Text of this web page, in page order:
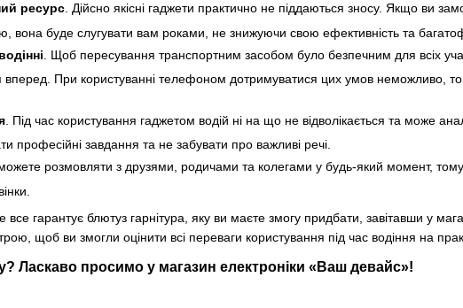
ресурс . Дійсно якісні гаджети практично не піддаються зносу. Якщо ви
вона буде слугувати вам роками, не знижуючи свою ефективність та
. Щоб пересування транспортним засобом було безпечним для всіх
вперед. При користуванні телефоном дотримуватися цих умов неможливо,
. Під час користування гаджетом водій ні на що не відволікається та може
професійні завдання та не забувати про важливі речі.
розмовляти з друзями, родичами та колегами у будь-який момент,
гарантує блютуз гарнітура, яку ви маєте змогу придбати, завітавши у
щоб ви змогли оцінити всі переваги користування під час водіння на
Ласкаво просимо у магазин електроніки «Ваш девайс»!